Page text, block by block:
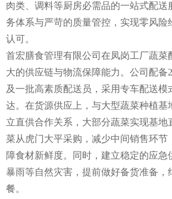
肉类、调料等厨房必需品的一站式配送
务体系与严苛的质量管控，实现零风险
认可。
首宏膳食管理有限公司在凤岗工厂蔬菜
大的供应链与物流保障能力。公司配备
及一批高素质配送员，采用专车配送模
达。在货源供应上，与大型蔬菜种植基
立直供合作关系，大部分蔬菜实现基地
菜从虎门大平采购，减少中间销售环节
障食材新鲜度。同时，建立稳定的应急
暴雨等自然灾害，提前做好备货准备，
餐。